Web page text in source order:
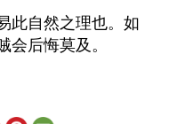
此自然之理也。如